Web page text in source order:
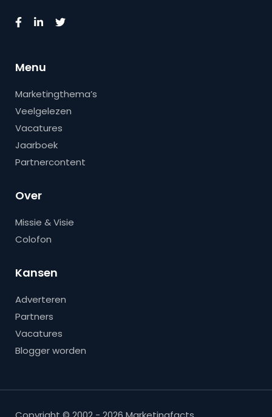
Menu
Marketingthema’s
Veelgelezen
Vacatures
Jaarboek
Partnercontent
Over
Missie & Visie
Colofon
Kansen
Adverteren
Partners
Vacatures
Blogger worden